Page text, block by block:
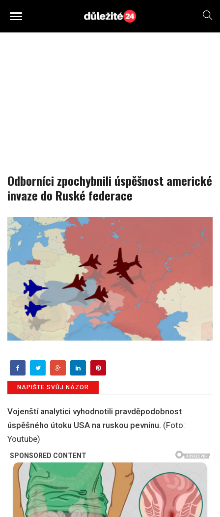
Odborníci zpochybnili úspěšnost americké
invaze do Ruské federace
NAPIŠTE SVŮJ NÁZOR
Vojenští analytici vyhodnotili pravděpodobnost
úspěšného útoku USA na ruskou pevninu. (Foto:
Youtube)